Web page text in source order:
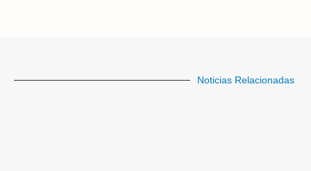
Noticias Relacionadas